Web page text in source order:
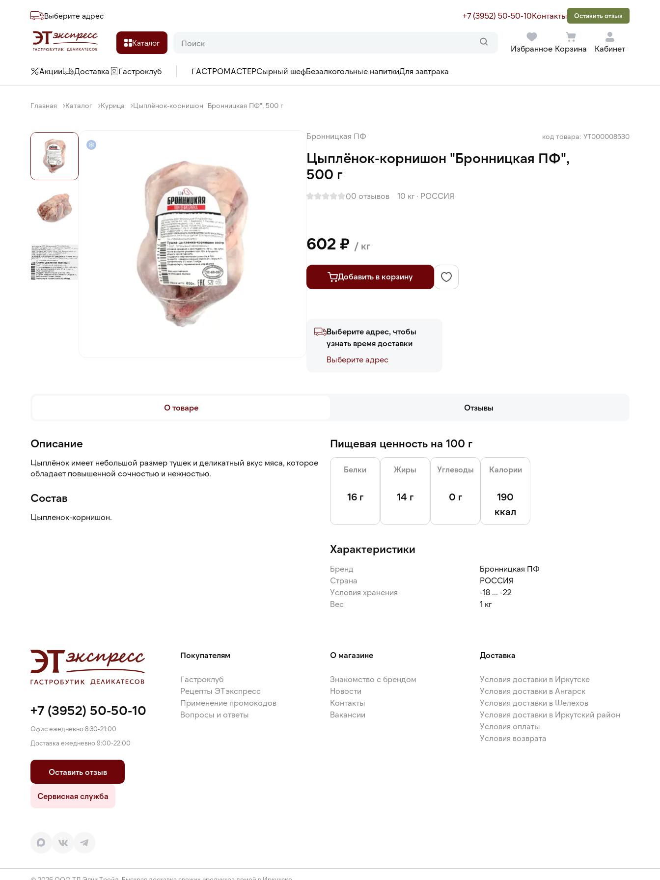
Выберите адреc +7 (3952) 50-50-10Контакты Оставить отзыв
Каталог
Избранное Корзина Кабинет
Акции Доставка Гастроклуб ГАСТРОМАСТЕРСырный шефБезалкогольные напиткиДля завтрака
Главная Каталог Курица Цыплёнок-корнишон "Бронницкая ПФ", 500 г
Бронницкая ПФ код товара: УТ000008530
Цыплёнок-корнишон "Бронницкая ПФ",
500 г
00 отзывов 10 кг · РОССИЯ
602 ₽ / кг
Добавить в корзину
Выберите адрес, чтобы
узнать время доставки
Выберите адреc
О товаре Отзывы
Описание
Цыплёнок имеет небольшой размер тушек и деликатный вкус мяса, которое
обладает повышенной сочностью и нежностью.
Состав
Цыпленок-корнишон.
Пищевая ценность на 100 г
Белки
16 г
Жиры
14 г
Углеводы
0 г
Калории
190
ккал
Характеристики
Бренд
Бронницкая ПФ
Страна
РОССИЯ
Условия хранения
-18 ... -22
Вес
1 кг
+7 (3952) 50-50-10
Офис ежедневно 8:30-21:00
Доставка ежедневно 9:00-22:00
Оставить отзыв
Сервисная служба
Покупателям
Гастроклуб
Рецепты ЭТэкспресс
Применение промокодов
Вопросы и ответы
О магазине
Знакомство с брендом
Новости
Контакты
Вакансии
Доставка
Условия доставки в Иркутске
Условия доставки в Ангарск
Условия доставки в Шелехов
Условия доставки в Иркутский район
Условия оплаты
Условия возврата